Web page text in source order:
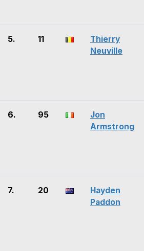
5. 11
Thierry
Neuville
6. 95
Jon
Armstrong
7. 20
Hayden
Paddon